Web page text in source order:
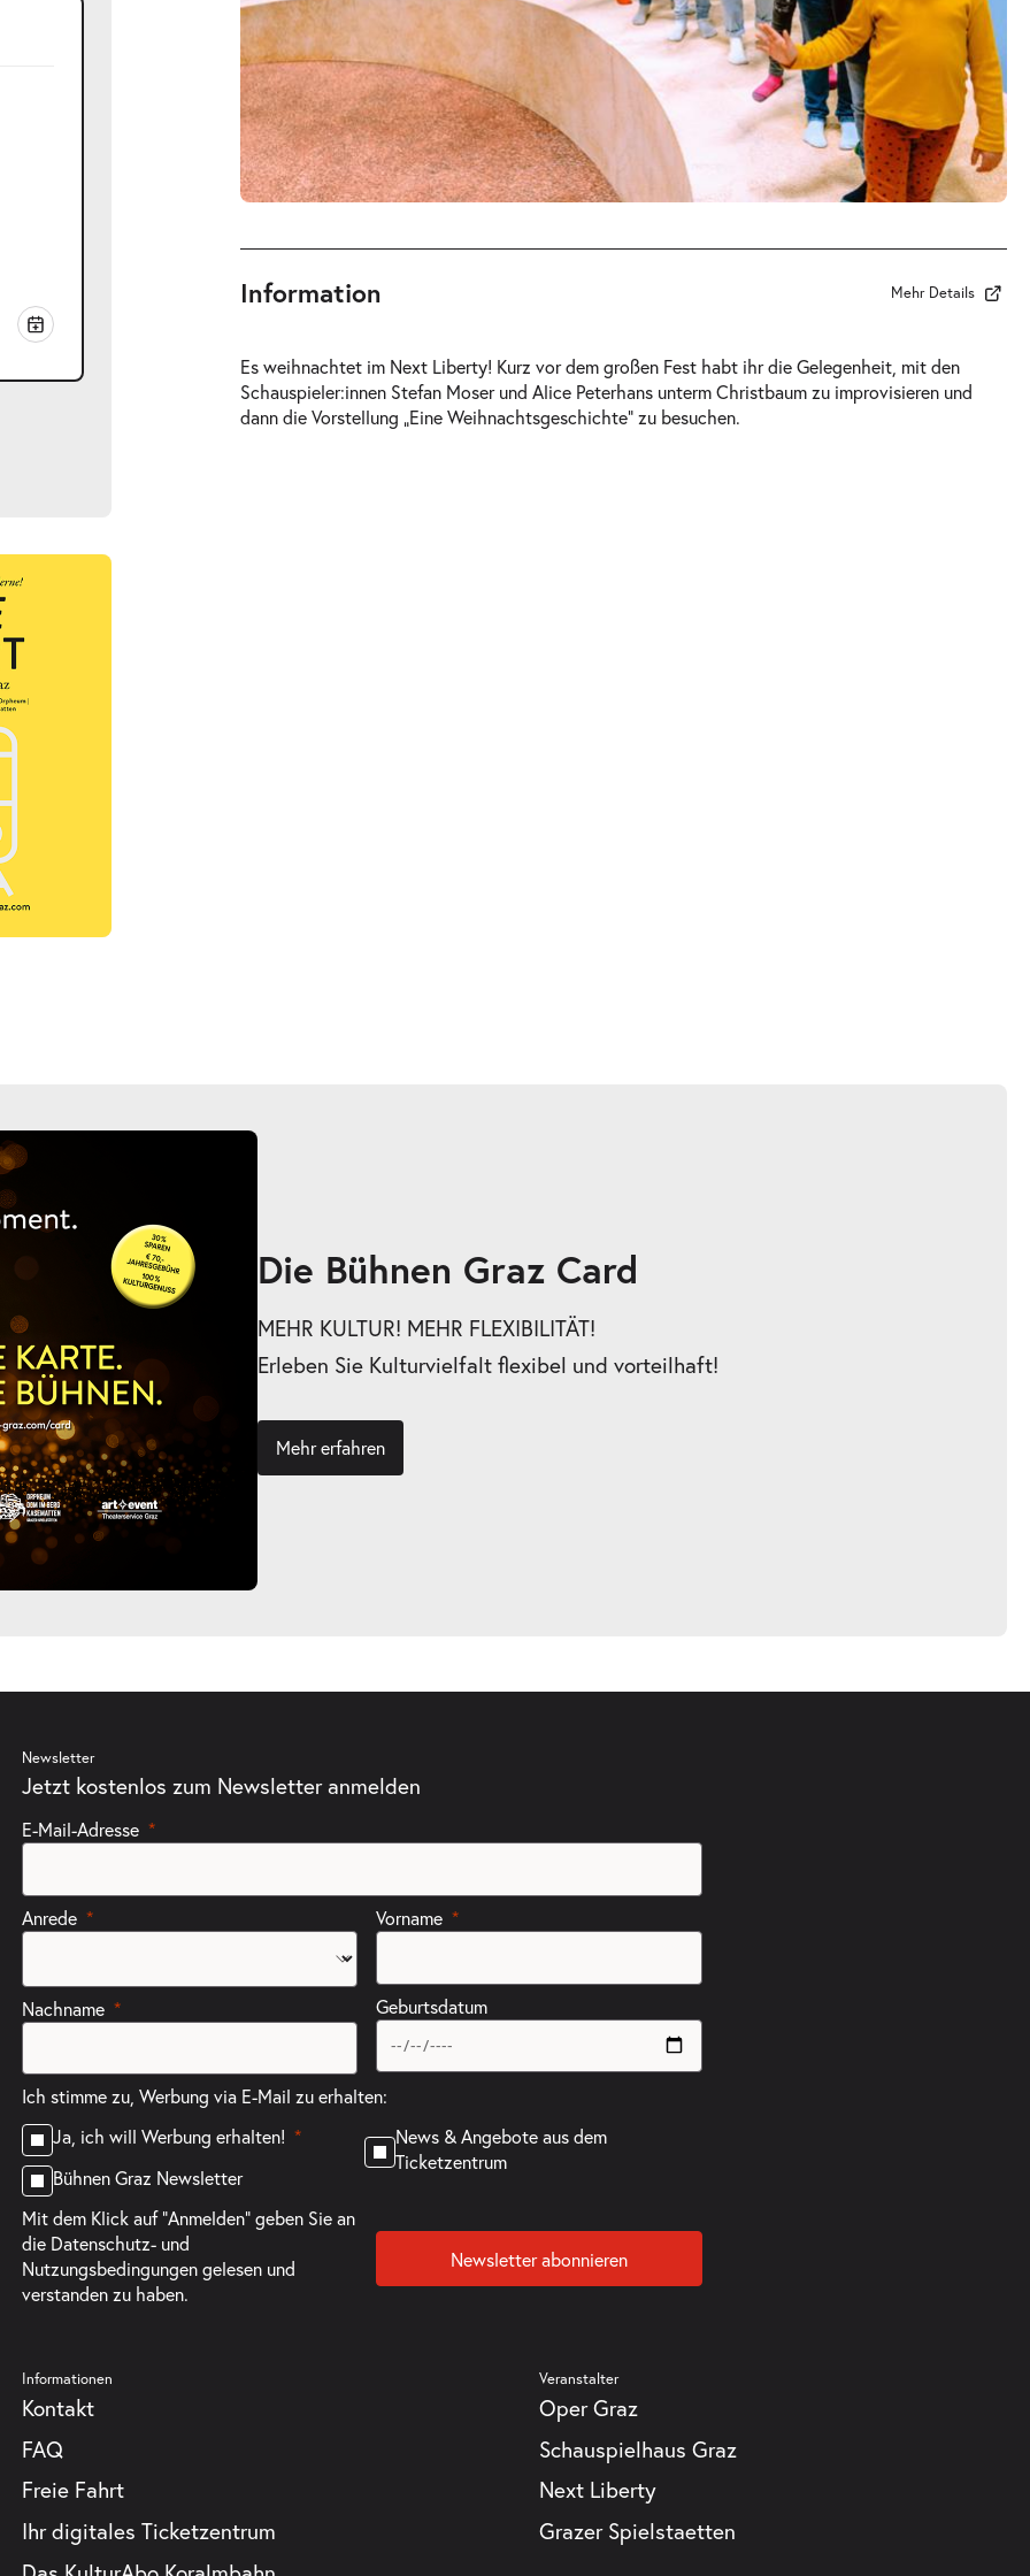
Information Mehr Details
Es weihnachtet im Next Liberty! Kurz vor dem großen Fest habt ihr die Gelegenheit, mit den
Schauspieler:innen Stefan Moser und Alice Peterhans unterm Christbaum zu improvisieren und
dann die Vorstellung „Eine Weihnachtsgeschichte“ zu besuchen.
Die Bühnen Graz Card
MEHR KULTUR! MEHR FLEXIBILITÄT!
Erleben Sie Kulturvielfalt flexibel und vorteilhaft!
Mehr erfahren
Newsletter
Jetzt kostenlos zum Newsletter anmelden
E-Mail-Adresse
Anrede
Nachname
Vorname
Geburtsdatum
Ich stimme zu, Werbung via E-Mail zu erhalten:
Ja, ich will Werbung erhalten!
Bühnen Graz Newsletter
News & Angebote aus dem
Ticketzentrum
Mit dem Klick auf "Anmelden" geben Sie an
die Datenschutz- und
Nutzungsbedingungengelesen und
verstanden zu haben.
Newsletter abonnieren
Informationen
Kontakt
FAQ
Freie Fahrt
Ihr digitales Ticketzentrum
Veranstalter
Oper Graz
Schauspielhaus Graz
Next Liberty
Grazer Spielstaetten